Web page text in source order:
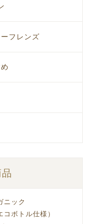
フレンズ
ニック
コボトル仕様）